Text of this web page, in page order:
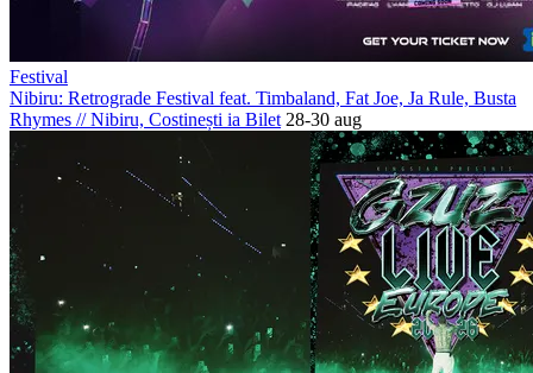
Festival
Nibiru: Retrograde Festival feat. Timbaland, Fat Joe, Ja Rule, Busta
Rhymes //Nibiru, Costinești ia Bilet 28-30 aug